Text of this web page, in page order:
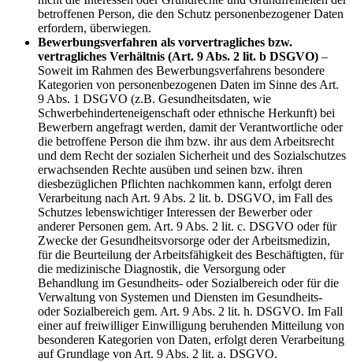
betroffenen Person, die den Schutz personenbezogener Daten
erfordern, überwiegen.
Bewerbungsverfahren als vorvertragliches bzw.
vertragliches Verhältnis (Art. 9 Abs. 2 lit. b DSGVO) –
Soweit im Rahmen des Bewerbungsverfahrens besondere
Kategorien von personenbezogenen Daten im Sinne des Art.
9 Abs. 1 DSGVO (z.B. Gesundheitsdaten, wie
Schwerbehinderteneigenschaft oder ethnische Herkunft) bei
Bewerbern angefragt werden, damit der Verantwortliche oder
die betroffene Person die ihm bzw. ihr aus dem Arbeitsrecht
und dem Recht der sozialen Sicherheit und des Sozialschutzes
erwachsenden Rechte ausüben und seinen bzw. ihren
diesbezüglichen Pflichten nachkommen kann, erfolgt deren
Verarbeitung nach Art. 9 Abs. 2 lit. b. DSGVO, im Fall des
Schutzes lebenswichtiger Interessen der Bewerber oder
anderer Personen gem. Art. 9 Abs. 2 lit. c. DSGVO oder für
Zwecke der Gesundheitsvorsorge oder der Arbeitsmedizin,
für die Beurteilung der Arbeitsfähigkeit des Beschäftigten, für
die medizinische Diagnostik, die Versorgung oder
Behandlung im Gesundheits- oder Sozialbereich oder für die
Verwaltung von Systemen und Diensten im Gesundheits-
oder Sozialbereich gem. Art. 9 Abs. 2 lit. h. DSGVO. Im Fall
einer auf freiwilliger Einwilligung beruhenden Mitteilung von
besonderen Kategorien von Daten, erfolgt deren Verarbeitung
auf Grundlage von Art. 9 Abs. 2 lit. a. DSGVO.